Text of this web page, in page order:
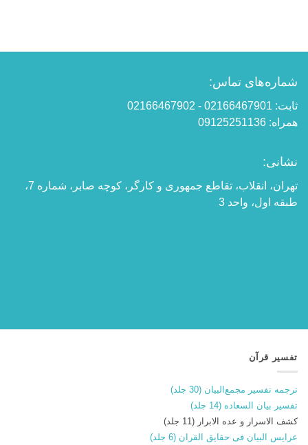
شماره‌های تماس:
ثابت: 02166467901 - 02166467902
همراه: 09125251136
نشانی:
تهران، انقلاب، تقاطع جمهوری و کارگر، کوچه صابر، شماره 7،
طبقه اول، واحد 3
تفسیر قرآن
ترجمه تفسیر مجمع‌البیان (30 جلد)
تفسیر بیان السعاده (14 جلد)
کشف الاسرار و عده الابرار (11 جلد)
عرایس البیان فی حقایق القران (6 جلد)